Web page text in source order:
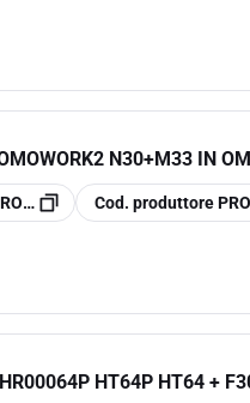
N30+M33 IN
copiaCod. produttore
HT64P HT64 +